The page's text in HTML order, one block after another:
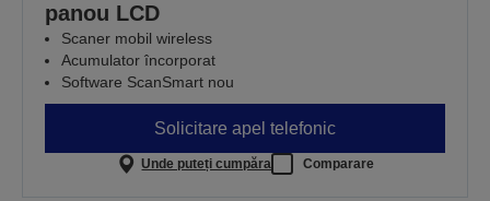
panou LCD
Scaner mobil wireless
Acumulator încorporat
Software ScanSmart nou
Solicitare apel telefonic
Unde puteți cumpăra Comparare